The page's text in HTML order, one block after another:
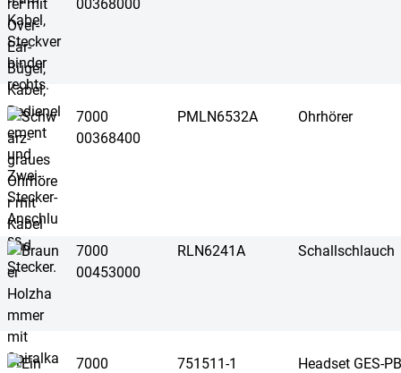
00368000
7000
00368400
PMLN6532A Ohrhörer
7000
00453000
RLN6241A Schallschlauch
7000
751511-1 Headset GES-